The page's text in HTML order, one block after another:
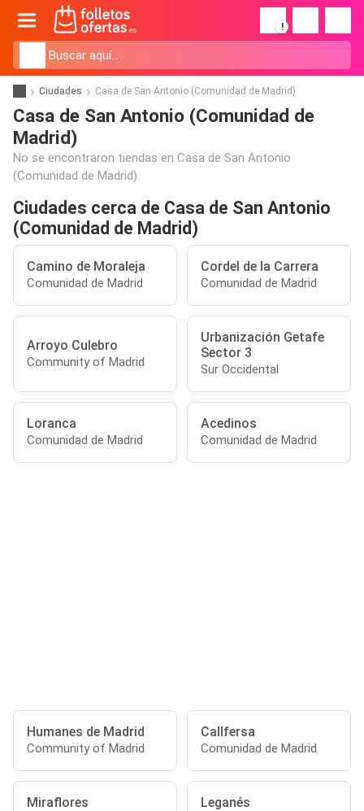
!
Ciudades Casa de San Antonio (Comunidad de Madrid)
Casa de San Antonio (Comunidad de
Madrid)
No se encontraron tiendas en Casa de San Antonio
(Comunidad de Madrid).
Ciudades cerca de Casa de San Antonio
(Comunidad de Madrid)
Camino de Moraleja
Comunidad de Madrid
Cordel de la Carrera
Comunidad de Madrid
Arroyo Culebro
Community of Madrid
Urbanización Getafe
Sector 3
Sur Occidental
Loranca
Comunidad de Madrid
Acedinos
Comunidad de Madrid
Humanes de Madrid
Community of Madrid
Callfersa
Comunidad de Madrid
Miraflores Leganés